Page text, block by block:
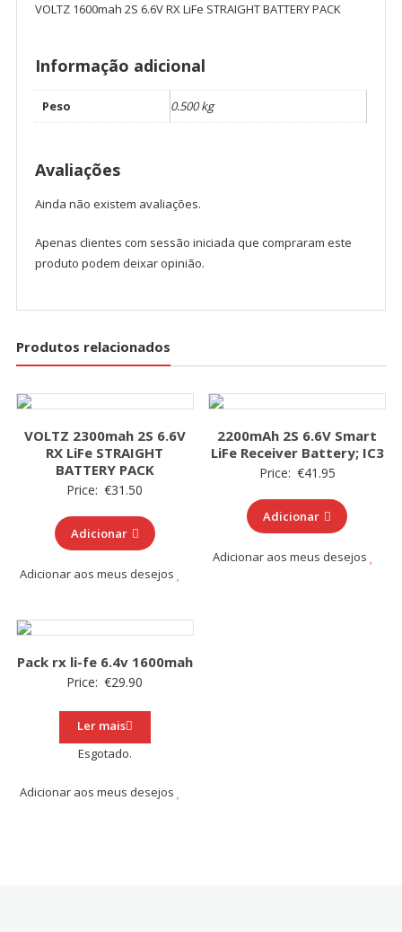
PACKVOLTZ 1600mah 2S 6.6V RX LiFe STRAIGHT BATTERY PACK
Informação adicional
Peso 0.500 kg
Avaliações
Ainda não existem avaliações.
Apenas clientes com sessão iniciada que compraram este
produto podem deixar opinião.
Produtos relacionados
VOLTZ 2300mah 2S 6.6V
RX LiFe STRAIGHT
BATTERY PACK
Price: €31.50
Adicionar
Adicionar aos meus desejos
2200mAh 2S 6.6V Smart
LiFe Receiver Battery; IC3
Price: €41.95
Adicionar
Adicionar aos meus desejos
Pack rx li-fe 6.4v 1600mah
Price: €29.90
Ler mais
Esgotado.
Adicionar aos meus desejos